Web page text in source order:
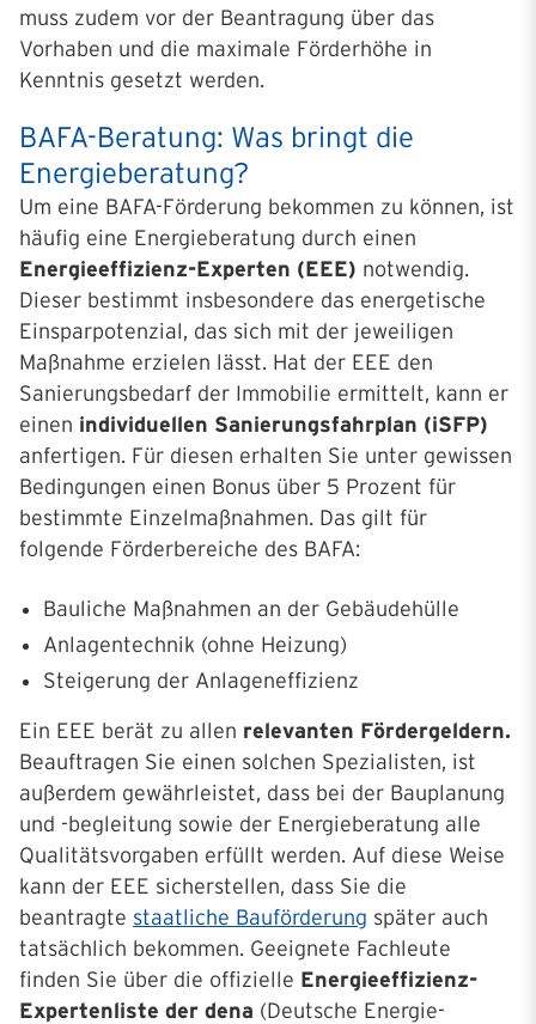
muss zudem vor der Beantragung über das
Vorhaben und die maximale Förderhöhe in
Kenntnis gesetzt werden.
BAFA-Beratung: Was bringt die
Energieberatung?
Um eine BAFA-Förderung bekommen zu können, ist
häufig eine Energieberatung durch einen
Energieeffizienz-Experten (EEE) notwendig.
Dieser bestimmt insbesondere das energetische
Einsparpotenzial, das sich mit der jeweiligen
Maßnahme erzielen lässt. Hat der EEE den
Sanierungsbedarf der Immobilie ermittelt, kann er
einen individuellen Sanierungsfahrplan (iSFP)
anfertigen. Für diesen erhalten Sie unter gewissen
Bedingungen einen Bonus über 5 Prozent für
bestimmte Einzelmaßnahmen. Das gilt für
folgende Förderbereiche des BAFA:
Bauliche Maßnahmen an der Gebäudehülle
Anlagentechnik (ohne Heizung)
Steigerung der Anlageneffizienz
Ein EEE berät zu allen relevanten Fördergeldern.
Beauftragen Sie einen solchen Spezialisten, ist
außerdem gewährleistet, dass bei der Bauplanung
und -begleitung sowie der Energieberatung alle
Qualitätsvorgaben erfüllt werden. Auf diese Weise
kann der EEE sicherstellen, dass Sie die
beantragte staatliche Bauförderung später auch
tatsächlich bekommen. Geeignete Fachleute
finden Sie über die offizielle Energieeffizienz-
Expertenliste der dena (Deutsche Energie-